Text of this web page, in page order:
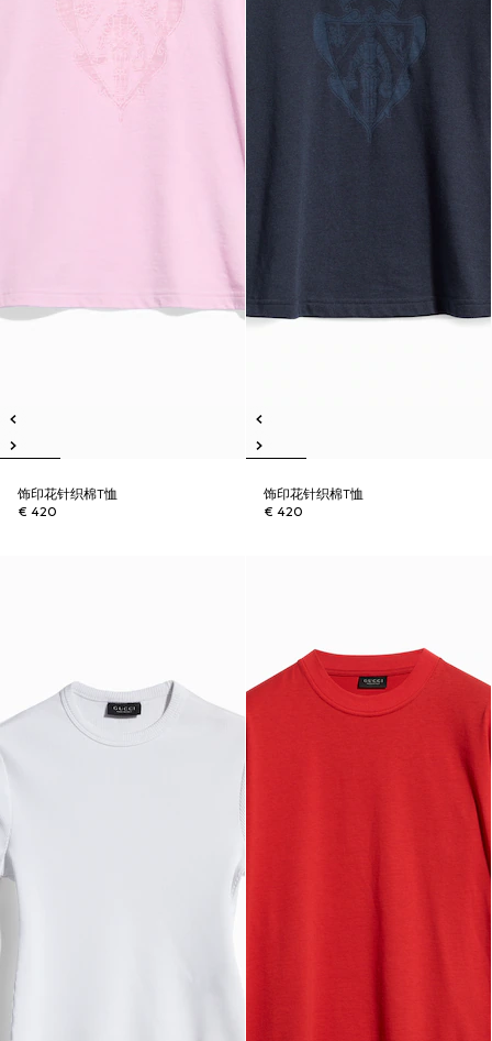
饰印花针织棉T恤
€ 420
饰印花针织棉T恤
€ 420